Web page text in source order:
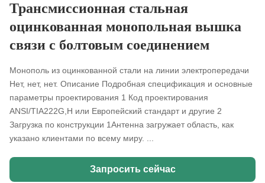
Трансмиссионная стальная
оцинкованная монопольная вышка
связи с болтовым соединением
Монополь из оцинкованной стали на линии электропередачи
Нет, нет, нет. Описание Подробная спецификация и основные
параметры проектирования 1 Код проектирования
ANSI/TIA222G,H или Европейский стандарт и другие 2
Загрузка по конструкции 1Антенна загружает область, как
указано клиентами по всему миру. ...
Запросить сейчас